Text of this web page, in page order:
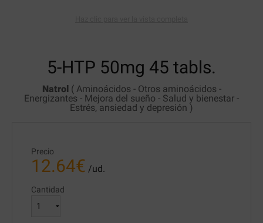
5-HTP 50mg 45 tabls.
Natrol( Aminoácidos - Otros aminoácidos -
Energizantes - Mejora del sueño - Salud y bienestar -
Estrés, ansiedad y depresión )
Precio
12.64€ /ud.
Cantidad